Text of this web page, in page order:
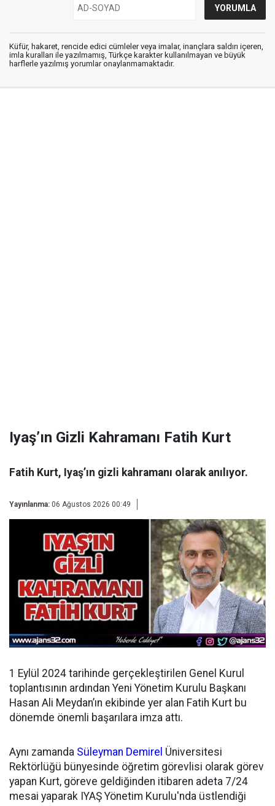
Küfür, hakaret, rencide edici cümleler veya imalar, inançlara saldırı içeren,
imla kuralları ile yazılmamış, Türkçe karakter kullanılmayan ve büyük
harflerle yazılmış yorumlar onaylanmamaktadır.
Iyaş’ın Gizli Kahramanı Fatih Kurt
Fatih Kurt, Iyaş’ın gizli kahramanı olarak anılıyor.
Yayınlanma: 06 Ağustos 2026 00:49
1 Eylül 2024 tarihinde gerçekleştirilen Genel Kurul
toplantısının ardından Yeni Yönetim Kurulu Başkanı
Hasan Ali Meydan’ın ekibinde yer alan Fatih Kurt bu
dönemde önemli başarılara imza attı.
Aynı zamanda Süleyman Demirel Üniversitesi
Rektörlüğü bünyesinde öğretim görevlisi olarak görev
yapan Kurt, göreve geldiğinden itibaren adeta 7/24
mesai yaparak IYAŞ Yönetim Kurulu'nda üstlendiği